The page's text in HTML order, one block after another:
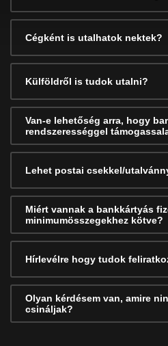
Cégként is utalhatok nektek?
Külföldről is tudok utalni?
Van-e lehetőség arra, hogy
rendszerességgel
Lehet postai csekkel/
Miért vannak a bankkártyás
minimumösszegekhez kötve?
Hírlevélre hogy tudok
Olyan kérdésem van, amire
csináljak?